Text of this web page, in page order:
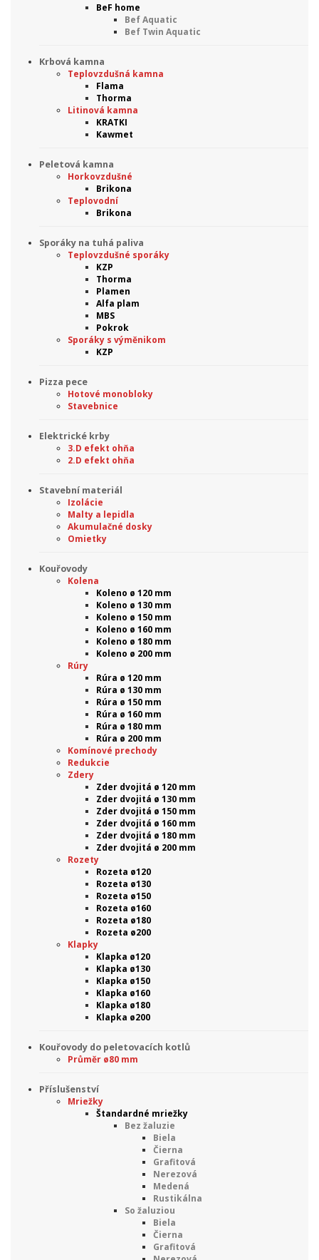
BeF home
Bef Aquatic
Bef Twin Aquatic
Krbová kamna
Teplovzdušná kamna
Flama
Thorma
Litinová kamna
KRATKI
Kawmet
Peletová kamna
Horkovzdušné
Brikona
Teplovodní
Brikona
Sporáky na tuhá paliva
Teplovzdušné sporáky
KZP
Thorma
Plamen
Alfa plam
MBS
Pokrok
Sporáky s výměnikom
KZP
Pizza pece
Hotové monobloky
Stavebnice
Elektrické krby
3.D efekt ohňa
2.D efekt ohňa
Stavební materiál
Izolácie
Malty a lepidla
Akumulačné dosky
Omietky
Kouřovody
Kolena
Koleno ø 120 mm
Koleno ø 130 mm
Koleno ø 150 mm
Koleno ø 160 mm
Koleno ø 180 mm
Koleno ø 200 mm
Rúry
Rúra ø 120 mm
Rúra ø 130 mm
Rúra ø 150 mm
Rúra ø 160 mm
Rúra ø 180 mm
Rúra ø 200 mm
Komínové prechody
Redukcie
Zdery
Zder dvojitá ø 120 mm
Zder dvojitá ø 130 mm
Zder dvojitá ø 150 mm
Zder dvojitá ø 160 mm
Zder dvojitá ø 180 mm
Zder dvojitá ø 200 mm
Rozety
Rozeta ø120
Rozeta ø130
Rozeta ø150
Rozeta ø160
Rozeta ø180
Rozeta ø200
Klapky
Klapka ø120
Klapka ø130
Klapka ø150
Klapka ø160
Klapka ø180
Klapka ø200
Kouřovody do peletovacích kotlů
Průměr ø80 mm
Příslušenství
Mriežky
Štandardné mriežky
Bez žaluzie
Biela
Čierna
Grafitová
Nerezová
Medená
Rustikálna
So žaluziou
Biela
Čierna
Grafitová